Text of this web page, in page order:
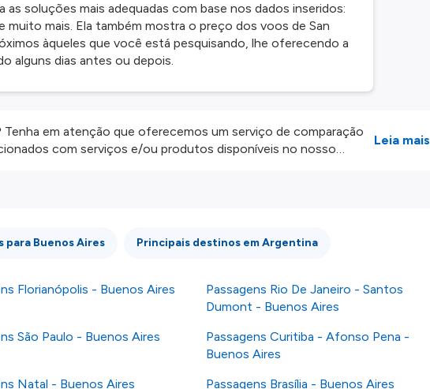
soluções mais adequadas com base nos dados inseridos:
muito mais. Ela também mostra o preço dos voos de San
àqueles que você está pesquisando, lhe oferecendo a
alguns dias antes ou depois.
Tenha em atenção que oferecemos um serviço de comparação
com serviços e/ou produtos disponíveis no nosso
Leia mais
para Buenos Aires Principais destinos em Argentina
Florianópolis - Buenos Aires
Passagens Rio De Janeiro - Santos
Dumont - Buenos Aires
São Paulo - Buenos Aires
Passagens Curitiba - Afonso Pena -
Buenos Aires
Natal - Buenos Aires Passagens Brasília - Buenos Aires